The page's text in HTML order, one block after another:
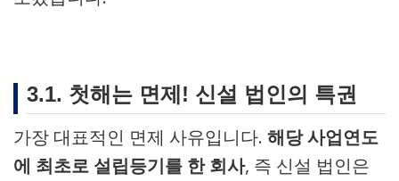
3.1. 첫해는 면제! 신설 법인의 특권
가장 대표적인 면제 사유입니다. 해당 사업연도
에 최초로 설립등기를 한 회사, 즉 신설 법인은